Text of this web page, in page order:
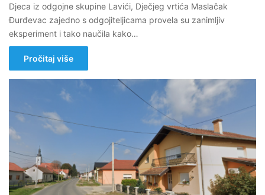
Djeca iz odgojne skupine Lavići, Dječjeg vrtića Maslačak
Đurđevac zajedno s odgojiteljicama provela su zanimljiv
eksperiment i tako naučila kako…
Pročitaj više